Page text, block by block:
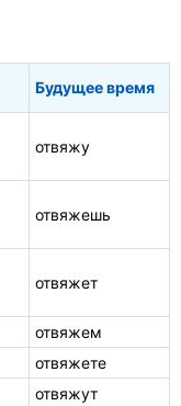
Будущее время
отвяжу
отвяжешь
отвяжет
отвяжем
отвяжете
отвяжут